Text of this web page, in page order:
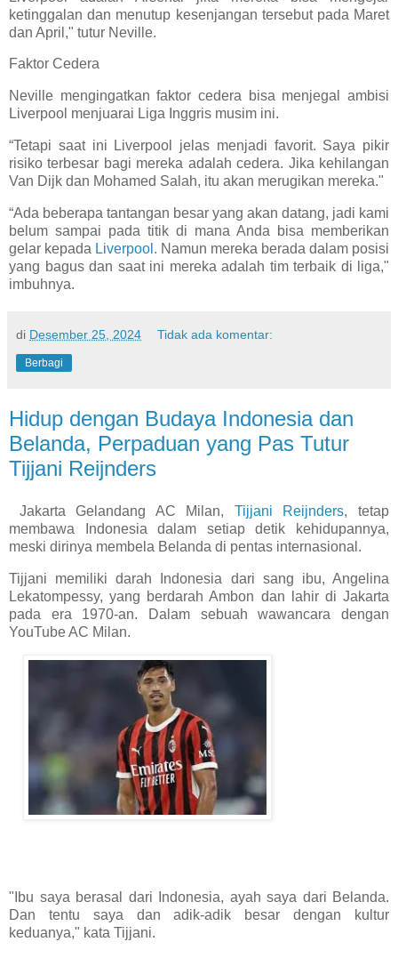
ketinggalan dan menutup kesenjangan tersebut pada Maret
dan April," tutur Neville.
Faktor Cedera
Neville mengingatkan faktor cedera bisa menjegal ambisi
Liverpool menjuarai Liga Inggris musim ini.
“Tetapi saat ini Liverpool jelas menjadi favorit. Saya pikir
risiko terbesar bagi mereka adalah cedera. Jika kehilangan
Van Dijk dan Mohamed Salah, itu akan merugikan mereka."
“Ada beberapa tantangan besar yang akan datang, jadi kami
belum sampai pada titik di mana Anda bisa memberikan
gelar kepada Liverpool. Namun mereka berada dalam posisi
yang bagus dan saat ini mereka adalah tim terbaik di liga,"
imbuhnya.
di Desember 25, 2024 Tidak ada komentar:
Berbagi
Hidup dengan Budaya Indonesia dan
Belanda, Perpaduan yang Pas Tutur
Tijjani Reijnders
Jakarta Gelandang AC Milan, Tijjani Reijnders, tetap
membawa Indonesia dalam setiap detik kehidupannya,
meski dirinya membela Belanda di pentas internasional.
Tijjani memiliki darah Indonesia dari sang ibu, Angelina
Lekatompessy, yang berdarah Ambon dan lahir di Jakarta
pada era 1970-an. Dalam sebuah wawancara dengan
YouTube AC Milan.
"Ibu saya berasal dari Indonesia, ayah saya dari Belanda.
Dan tentu saya dan adik-adik besar dengan kultur
keduanya," kata Tijjani.